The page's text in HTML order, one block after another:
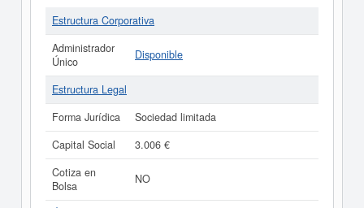
Estructura Corporativa
Administrador
Único
Disponible
Estructura Legal
Forma Jurídica
Sociedad limitada
Capital Social
3.006 €
Cotiza en
Bolsa
NO